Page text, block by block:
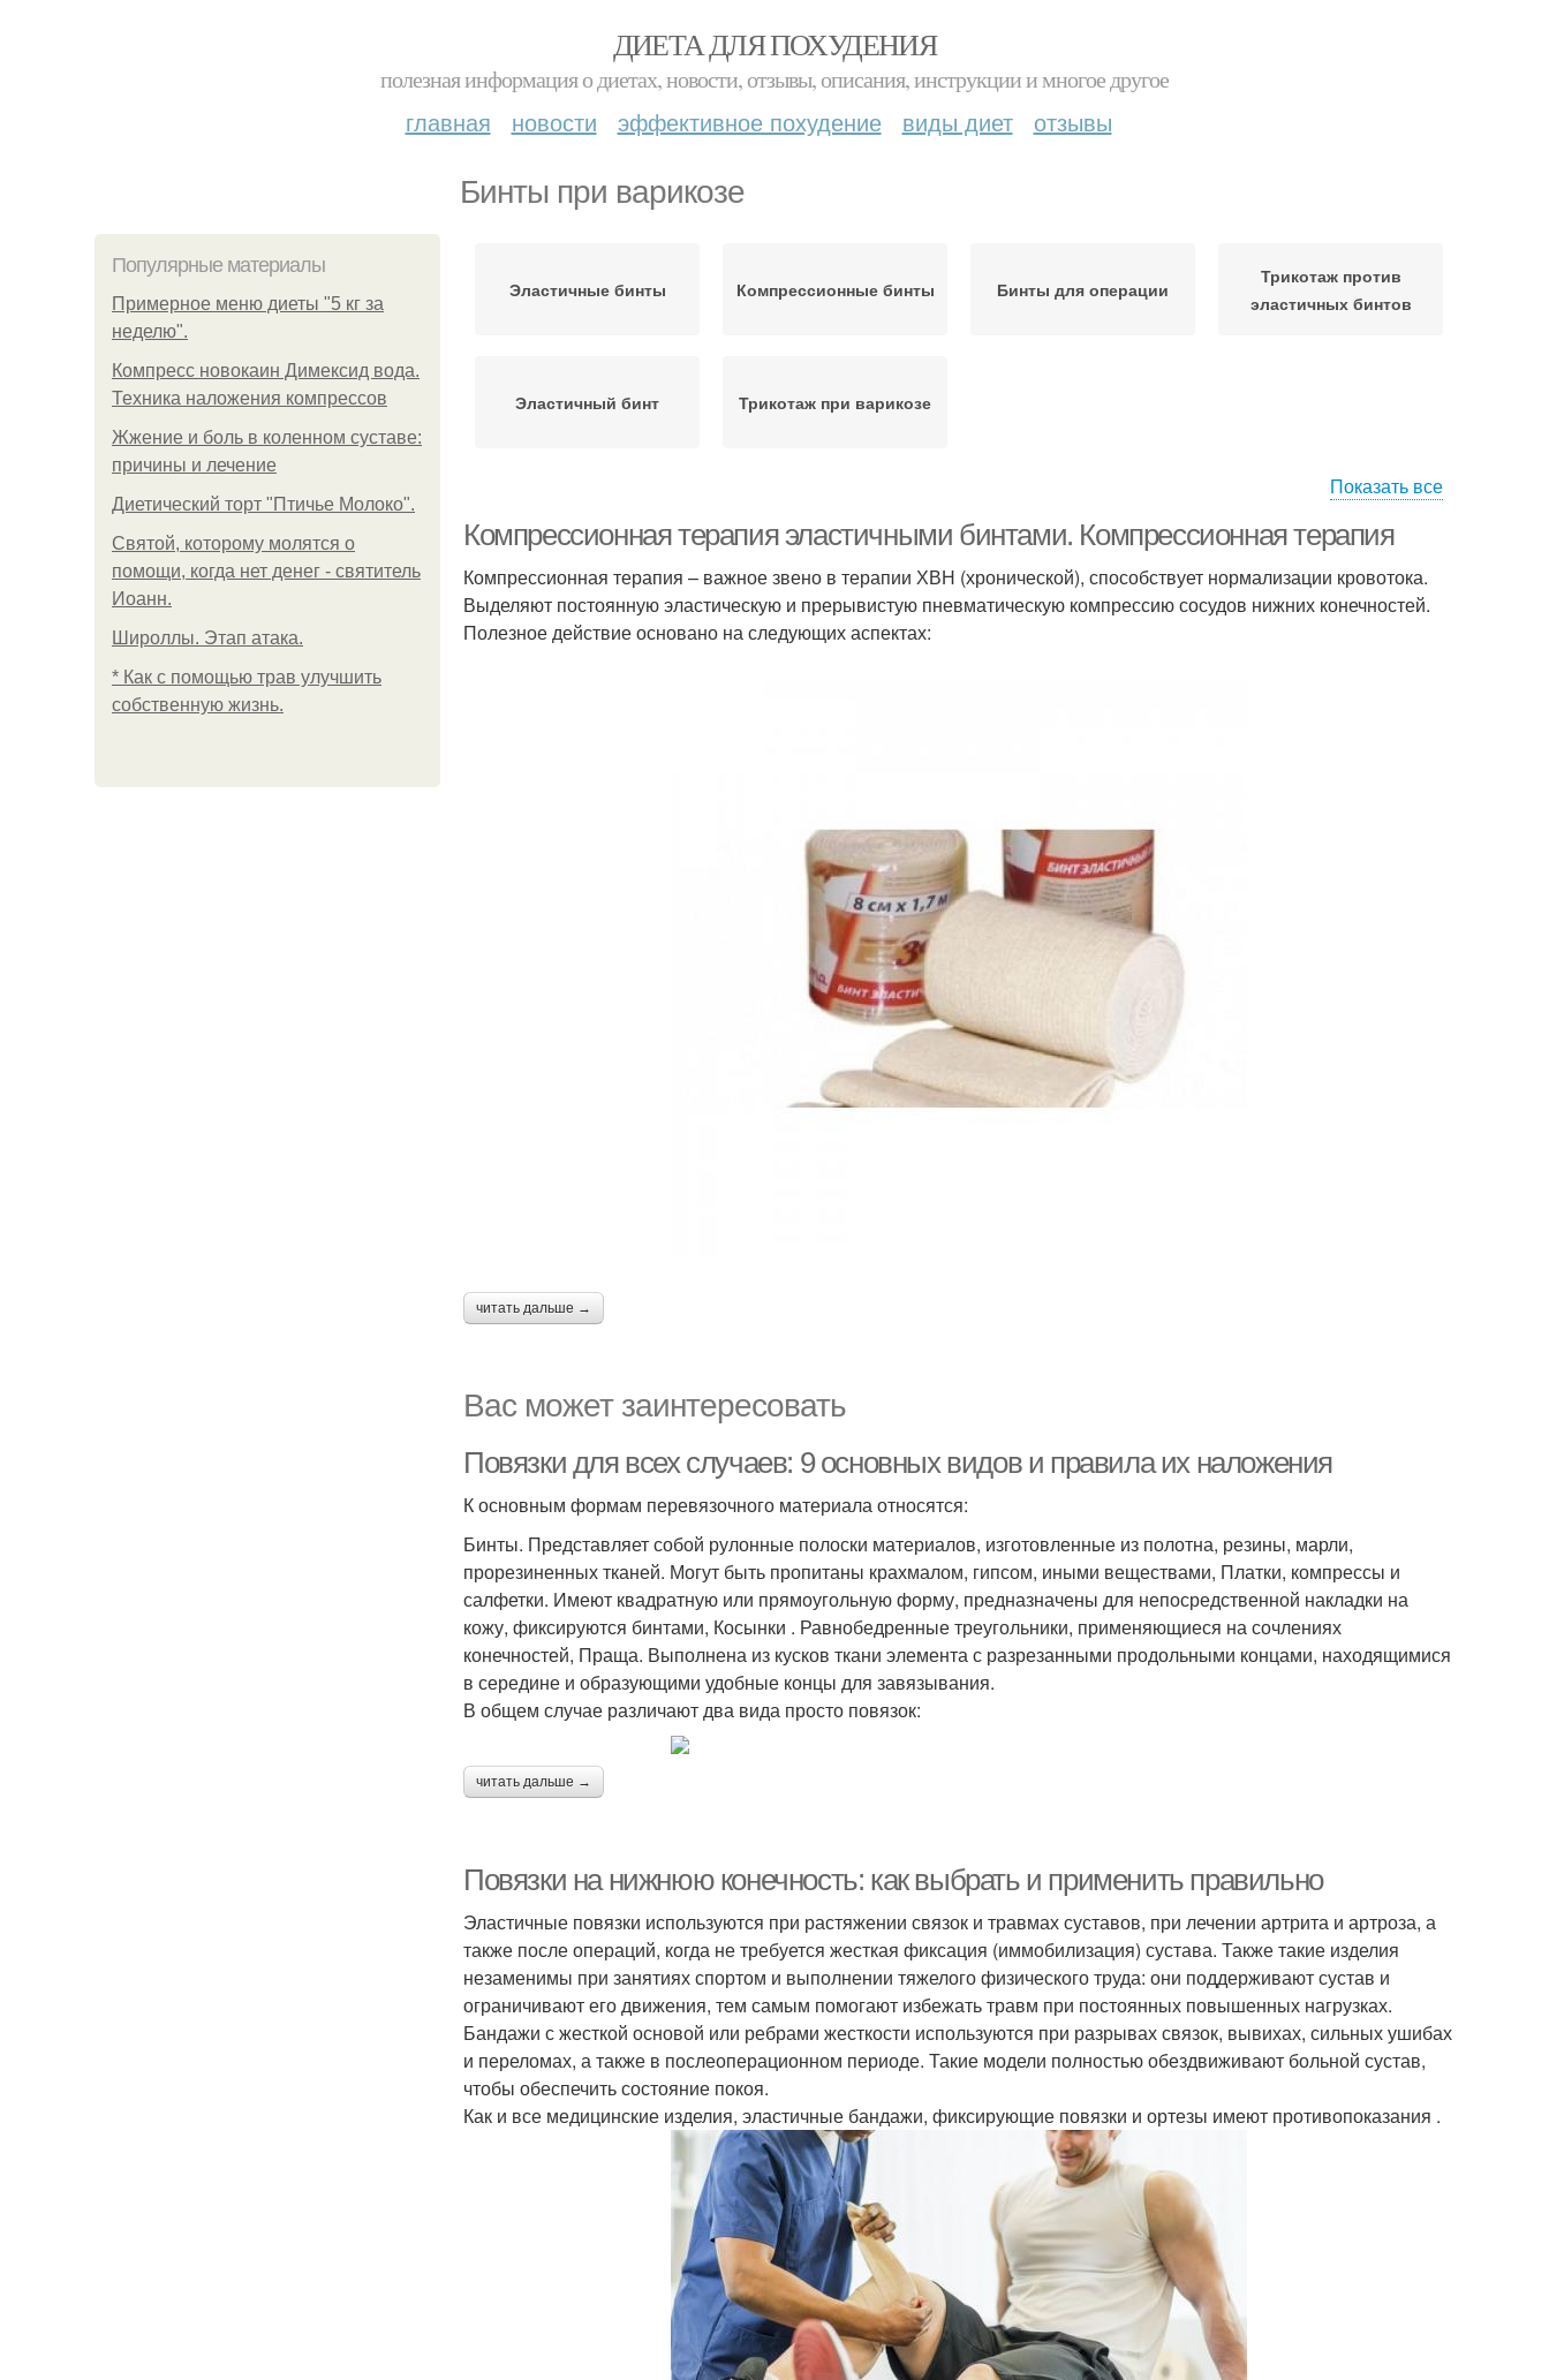
ДИЕТА ДЛЯ ПОХУДЕНИЯ
полезная информация о диетах, новости, отзывы, описания, инструкции и многое другое
главная новости эффективное похудение виды диет отзывы
Бинты при варикозе
Популярные материалы
Примерное меню диеты "5 кг за
неделю".
Компресс новокаин Димексид вода.
Техника наложения компрессов
Жжение и боль в коленном суставе:
причины и лечение
Диетический торт "Птичье Молоко".
Святой, которому молятся о
помощи, когда нет денег - святитель
Иоанн.
Широллы. Этап атака.
* Как с помощью трав улучшить
собственную жизнь.
Эластичные бинты Компрессионные бинты Бинты для операции
Трикотаж против
эластичных бинтов
Эластичный бинт Трикотаж при варикозе
Показать все
Компрессионная терапия эластичными бинтами. Компрессионная терапия
Компрессионная терапия – важное звено в терапии ХВН (хронической), способствует нормализации кровотока.
Выделяют постоянную эластическую и прерывистую пневматическую компрессию сосудов нижних конечностей.
Полезное действие основано на следующих аспектах:
читать дальше →
Вас может заинтересовать
Повязки для всех случаев: 9 основных видов и правила их наложения
К основным формам перевязочного материала относятся:
Бинты. Представляет собой рулонные полоски материалов, изготовленные из полотна, резины, марли,
прорезиненных тканей. Могут быть пропитаны крахмалом, гипсом, иными веществами, Платки, компрессы и
салфетки. Имеют квадратную или прямоугольную форму, предназначены для непосредственной накладки на
кожу, фиксируются бинтами, Косынки . Равнобедренные треугольники, применяющиеся на сочлениях
конечностей, Праща. Выполнена из кусков ткани элемента с разрезанными продольными концами, находящимися
в середине и образующими удобные концы для завязывания.
В общем случае различают два вида просто повязок:
читать дальше →
Повязки на нижнюю конечность: как выбрать и применить правильно
Эластичные повязки используются при растяжении связок и травмах суставов, при лечении артрита и артроза, а
также после операций, когда не требуется жесткая фиксация (иммобилизация) сустава. Также такие изделия
незаменимы при занятиях спортом и выполнении тяжелого физического труда: они поддерживают сустав и
ограничивают его движения, тем самым помогают избежать травм при постоянных повышенных нагрузках.
Бандажи с жесткой основой или ребрами жесткости используются при разрывах связок, вывихах, сильных ушибах
и переломах, а также в послеоперационном периоде. Такие модели полностью обездвиживают больной сустав,
чтобы обеспечить состояние покоя.
Как и все медицинские изделия, эластичные бандажи, фиксирующие повязки и ортезы имеют противопоказания .